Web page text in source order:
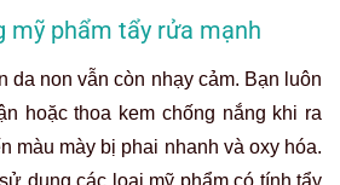
mỹ phẩm tẩy rửa mạnh
da non vẫn còn nhạy cảm. Bạn luôn
hoặc thoa kem chống nắng khi ra
màu mày bị phai nhanh và oxy hóa.
dụng các loại mỹ phẩm có tính tẩy